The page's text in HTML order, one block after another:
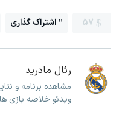
57 اشتراک گذاری
رئال مادرید
مشاهده برنامه و
ویدئو خلاصه بازی